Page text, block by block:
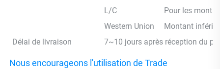
L/C
Pour les
Western Union
Montant
Délai de livraison
7~10 jours après réception du
Nous encourageons l'utilisation de Trade